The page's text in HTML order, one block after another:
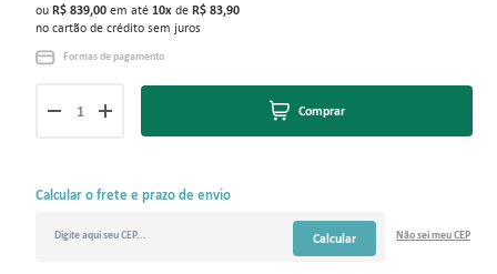
ouR$ 839,00 em até 10x deR$ 83,90
no cartão de crédito sem juros
Formas de pagamento
Comprar
Calcular o frete e prazo de envio
Calcular Não seimeu CEP